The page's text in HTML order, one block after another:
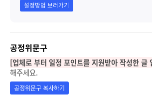
설정방법 보러가기
공정위문구
[업체로 부터 일정 포인트를 지원받아 작성한 글
해주세요.
공정위문구 복사하기